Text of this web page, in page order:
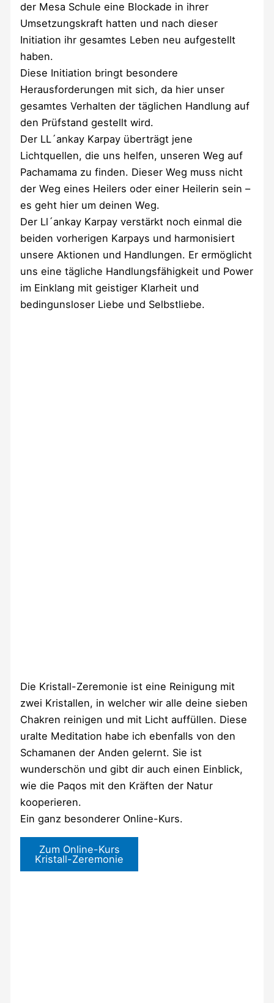
der Mesa Schule eine Blockade in ihrer
Umsetzungskraft hatten und nach dieser
Initiation ihr gesamtes Leben neu aufgestellt
haben.
Diese Initiation bringt besondere
Herausforderungen mit sich, da hier unser
gesamtes Verhalten der täglichen Handlung auf
den Prüfstand gestellt wird.
Der LL´ankay Karpay überträgt jene
Lichtquellen, die uns helfen, unseren Weg auf
Pachamama zu finden. Dieser Weg muss nicht
der Weg eines Heilers oder einer Heilerin sein –
es geht hier um deinen Weg.
Der Ll´ankay Karpay verstärkt noch einmal die
beiden vorherigen Karpays und harmonisiert
unsere Aktionen und Handlungen. Er ermöglicht
uns eine tägliche Handlungsfähigkeit und Power
im Einklang mit geistiger Klarheit und
bedingunsloser Liebe und Selbstliebe.
Die Kristall-Zeremonie ist eine Reinigung mit
zwei Kristallen, in welcher wir alle deine sieben
Chakren reinigen und mit Licht auffüllen. Diese
uralte Meditation habe ich ebenfalls von den
Schamanen der Anden gelernt. Sie ist
wunderschön und gibt dir auch einen Einblick,
wie die Paqos mit den Kräften der Natur
kooperieren.
Ein ganz besonderer Online-Kurs.
Zum Online-Kurs
Kristall-Zeremonie